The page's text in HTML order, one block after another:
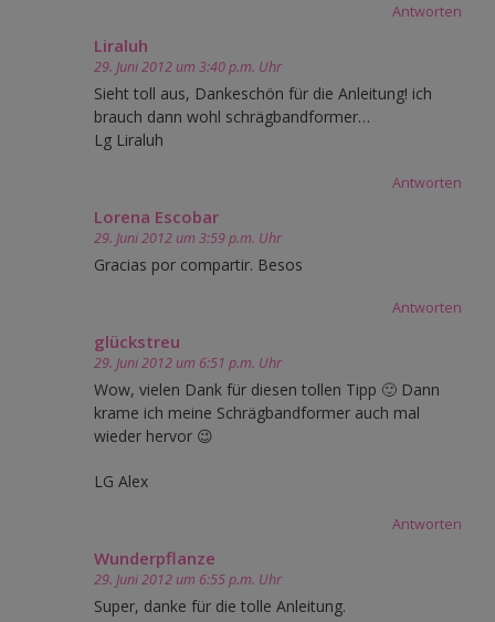
Antworten
Liraluh
29. Juni 2012 um 3:40 p.m. Uhr
Sieht toll aus, Dankeschön für die Anleitung! ich
brauch dann wohl schrägbandformer…
Lg Liraluh
Antworten
Lorena Escobar
29. Juni 2012 um 3:59 p.m. Uhr
Gracias por compartir. Besos
Antworten
glückstreu
29. Juni 2012 um 6:51 p.m. Uhr
Wow, vielen Dank für diesen tollen Tipp 🙂 Dann
krame ich meine Schrägbandformer auch mal
wieder hervor 😉
LG Alex
Antworten
Wunderpflanze
29. Juni 2012 um 6:55 p.m. Uhr
Super, danke für die tolle Anleitung.